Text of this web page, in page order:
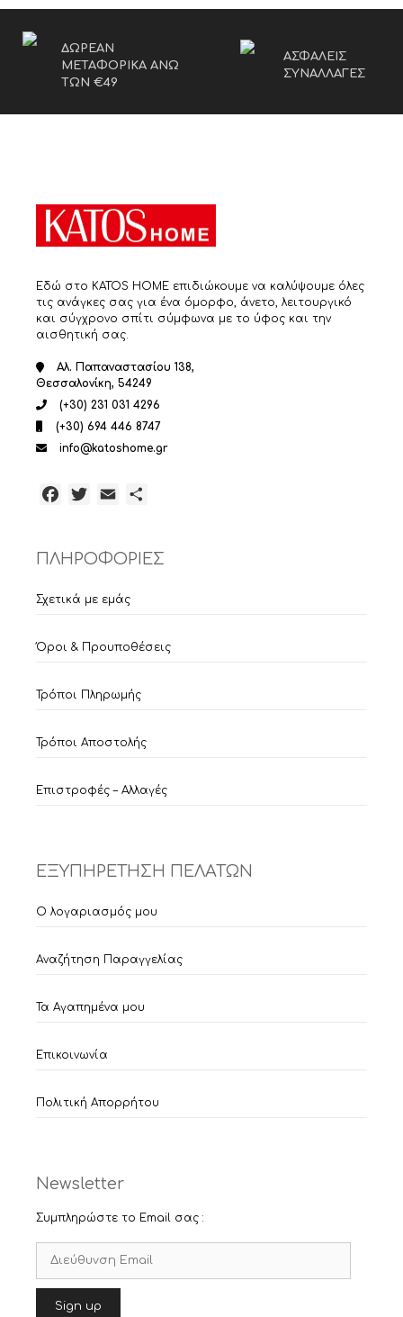
ΔΩΡΕΑΝ
ΜΕΤΑΦΟΡΙΚΑ ΑΝΩ
ΤΩΝ €49
ΑΣΦΑΛΕΙΣ
ΣΥΝΑΛΛΑΓΕΣ
Εδώ στο KATOS HOME επιδιώκουμε να καλύψουμε όλες
τις ανάγκες σας για ένα όμορφο, άνετο, λειτουργικό
και σύγχρονο σπίτι σύμφωνα με το ύφος και την
αισθητική σας.
Αλ. Παπαναστασίου 138,
Θεσσαλονίκη, 54249
(+30) 231 031 4296
(+30) 694 446 8747
info@katoshome.gr
Facebook
TwitterEmail
ΠΛΗΡΟΦΟΡΙΕΣ
Σχετικά με εμάς
Όροι & Προυποθέσεις
Τρόποι Πληρωμής
Τρόποι Αποστολής
Επιστροφές – Αλλαγές
ΕΞΥΠΗΡΕΤΗΣΗ ΠΕΛΑΤΩΝ
Ο λογαριασμός μου
Αναζήτηση Παραγγελίας
Τα Αγαπημένα μου
Επικοινωνία
Πολιτική Απορρήτου
Newsletter
Συμπληρώστε το Email σας :